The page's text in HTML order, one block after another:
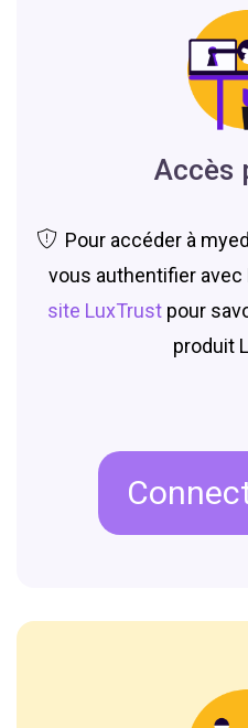
Accès
Pour accéder à
vous authentifier avec
site LuxTrust pour
produit